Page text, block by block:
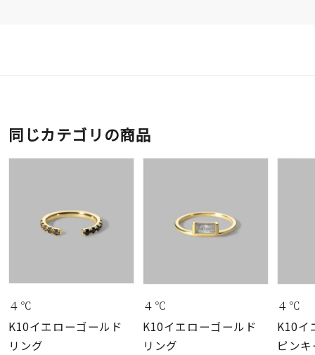
同じカテゴリの商品
４℃
K10イエローゴールド
リング
４℃
K10イエローゴールド
リング
４℃
K10イ
ピン